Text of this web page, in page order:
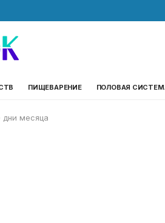
ПИЩЕВАРЕНИЕ ПОЛОВАЯ
дни месяца